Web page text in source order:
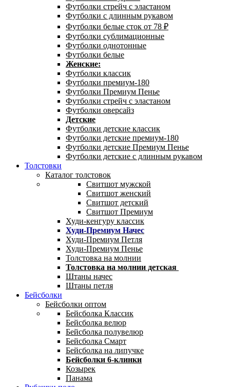
Футболки стрейч с эластаном
Футболки с длинным рукавом
Футболки белые сток от 78 ₽
Футболки сублимационные
Футболки однотонные
Футболки белые
Женские:
Футболки классик
Футболки премиум-180
Футболки Премиум Пенье
Футболки стрейч с эластаном
Футболки оверсайз
Детские
Футболки детские классик
Футболки детские премиум-180
Футболки детские Премиум Пенье
Футболки детские с длинным рукавом
Толстовки
Каталог толстовок
Свитшот мужской
Свитшот женский
Свитшот детский
Свитшот Премиум
Худи-кенгуру классик
Худи-Премиум Начес
Худи-Премиум Петля
Худи-Премиум Пенье
Толстовка на молнии
Толстовка на молнии детская
Штаны начес
Штаны петля
Бейсболки
Бейсболки оптом
Бейсболка Классик
Бейсболка велюр
Бейсболка полувелюр
Бейсболка Смарт
Бейсболка на липучке
Бейсболки 6-клинки
Козырек
Панама